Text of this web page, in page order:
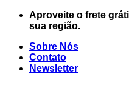
Skip
Aproveite o frete
sua região.
Sobre Nós
Contato
Newsletter